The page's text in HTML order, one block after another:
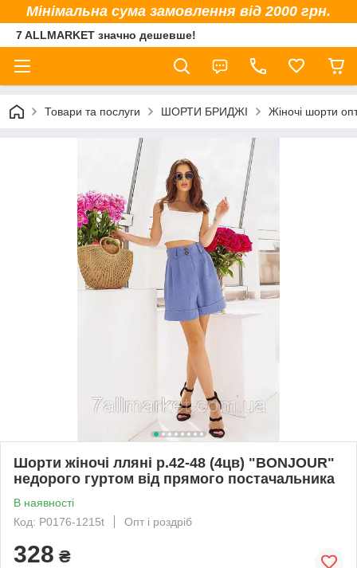
Мінімальна сума замовлення від 2000 грн.
7 ALLMARKET значно дешевше!
Товари та послуги ШОРТИ БРИДЖІ Жіночі шорти
Шорти жіночі лляні р.42-48 (4цв) "BONJOUR"
недорого гуртом від прямого постачальника
В наявності
Код: P0176-1215t
Опт і роздріб
328 ₴